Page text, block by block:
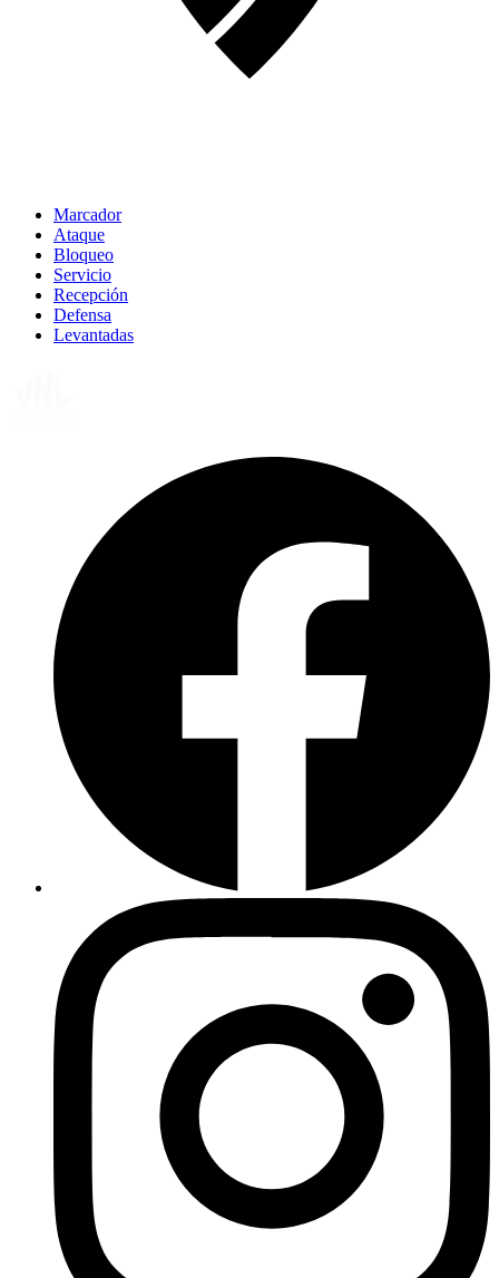
Marcador
Ataque
Bloqueo
Servicio
Recepción
Defensa
Levantadas